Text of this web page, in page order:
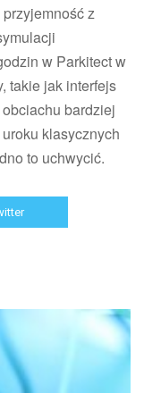
przyjemność z
w Parkitect w
takie jak interfejs
bardziej
klasycznych
to uchwycić.